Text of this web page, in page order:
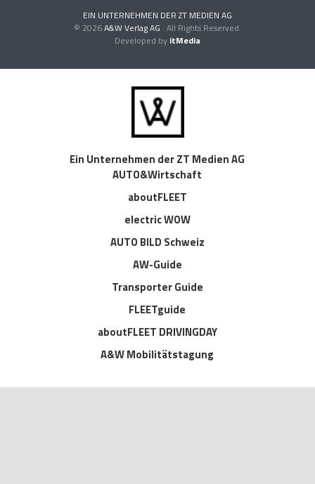
EIN UNTERNEHMEN DER ZT MEDIEN AG
© 2026A&W Verlag AG . All Rights Reserved.
Developed by itMedia
Ein Unternehmen der ZT Medien AG
AUTO&Wirtschaft
aboutFLEET
electric WOW
AUTO BILD Schweiz
AW-Guide
Transporter Guide
FLEETguide
aboutFLEET DRIVINGDAY
A&W Mobilitätstagung